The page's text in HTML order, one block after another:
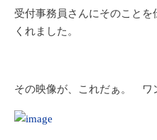
受付事務員さんにそのこと
くれました。
その映像が、これだぁ。 ワ